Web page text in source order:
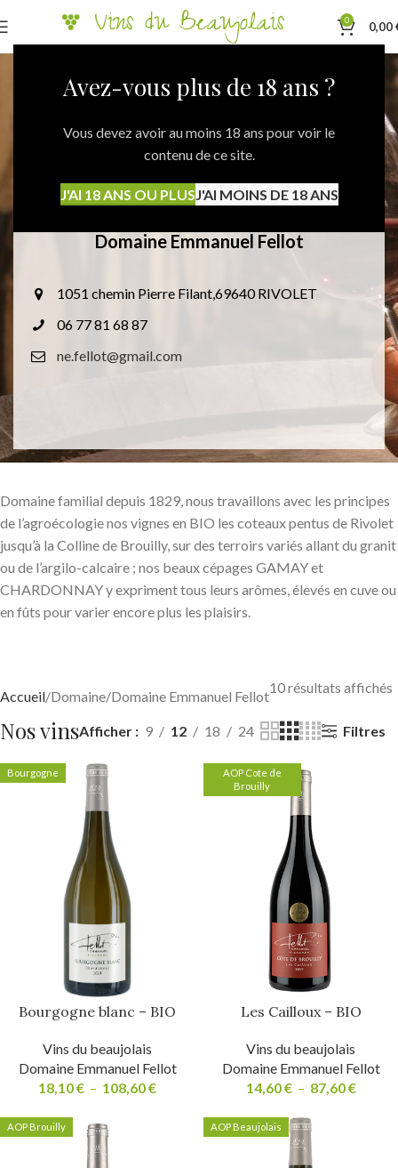
Avez-vous plus de 18 ans ?
Vous devez avoir au moins 18 ans pour voir le
contenu de ce site.
J'AI 18 ANS OU PLUSJ'AI MOINS DE 18 ANS
0 0,00
Domaine Emmanuel Fellot
1051 chemin Pierre Filant,69640 RIVOLET
06 77 81 68 87
ne.fellot@gmail.com
Domaine familial depuis 1829, nous travaillons avec les principes
de l’agroécologie nos vignes en BIO les coteaux pentus de Rivolet
jusqu’à la Colline de Brouilly, sur des terroirs variés allant du granit
ou de l’argilo-calcaire ; nos beaux cépages GAMAY et
CHARDONNAY y expriment tous leurs arômes, élevés en cuve ou
en fûts pour varier encore plus les plaisirs.
Accueil Domaine Domaine Emmanuel Fellot
10 résultats affichés
Nos vinsAfficher 9 12 18 24 Filtres
Bourgogne
Bourgogne blanc – BIO
Vins du beaujolais
Domaine Emmanuel Fellot
18,10€ – 108,60€
AOP Cote de
Brouilly
Les Cailloux – BIO
Vins du beaujolais
Domaine Emmanuel Fellot
14,60€ – 87,60€
AOP Brouilly AOP Beaujolais